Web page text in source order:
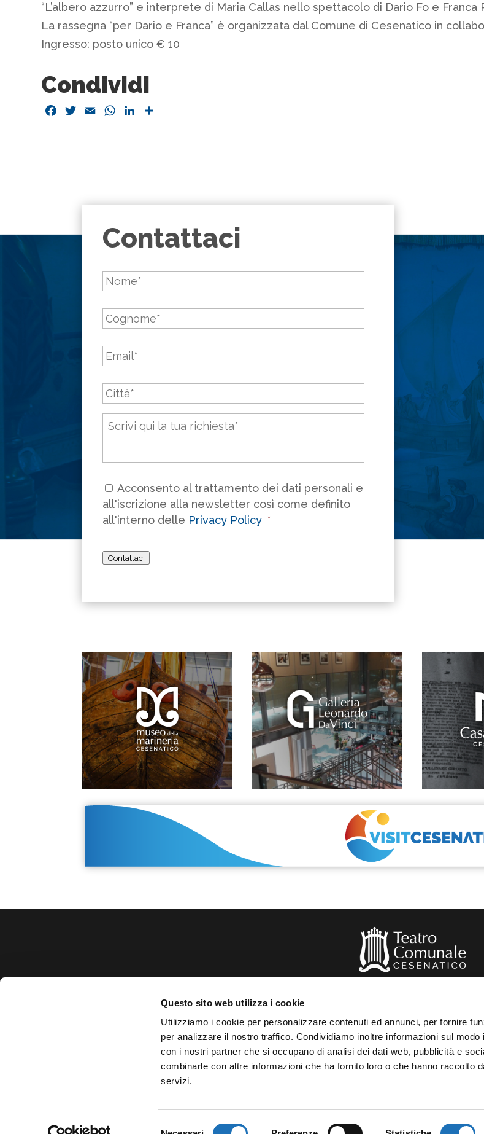
Questo sito web utilizza i cookie
Utilizziamo i cookie per personalizzare contenuti ed annunci, per fornire
per analizzare il nostro traffico. Condividiamo inoltre informazioni sul
con i nostri partner che si occupano di analisi dei dati web, pubblicità e
combinarle con altre informazioni che ha fornito loro o che hanno raccolto
servizi.
“L’albero azzurro” e interprete di Maria Callas nello spettacolo di Dario Fo e Franca
La rassegna “per Dario e Franca” è organizzata dal Comune di Cesenatico in
Ingresso: posto unico € 10
Condividi
Facebook
TwitterEmail WhatsApp
LinkedIn
Contattaci
Nome *
Cognome *
Email *
Città *
Messaggio
Consenso *
Acconsento al trattamento dei dati personali e
all'iscrizione alla newsletter così come definito
all'interno delle Privacy Policy *
Contattaci
Teatro Comunale Cesenatico
Via Mazzini, 10 – 47042 Cesenatico (FC)
Servizio Beni e Attività Culturali
Privacy Policy–Cookie Policy